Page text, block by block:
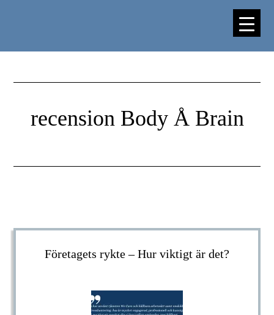
recension Body Å Brain
Företagets rykte – Hur viktigt är det?